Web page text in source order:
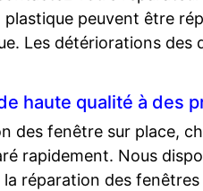
peuvent être
Les détériorations des
haute qualité à des
des fenêtre sur place,
rapidement. Nous
réparation des fenêtres